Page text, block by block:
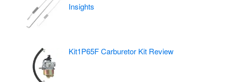
Insights
Kit1P65F Carburetor Kit Review